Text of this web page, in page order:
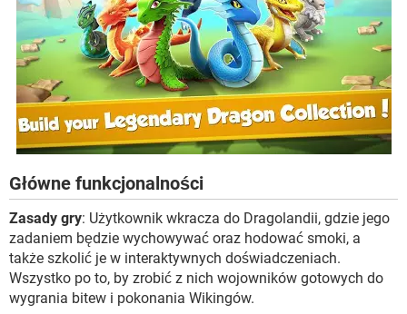
Główne funkcjonalności
Zasady gry: Użytkownik wkracza do Dragolandii, gdzie jego
zadaniem będzie wychowywać oraz hodować smoki, a
także szkolić je w interaktywnych doświadczeniach.
Wszystko po to, by zrobić z nich wojowników gotowych do
wygrania bitew i pokonania Wikingów.